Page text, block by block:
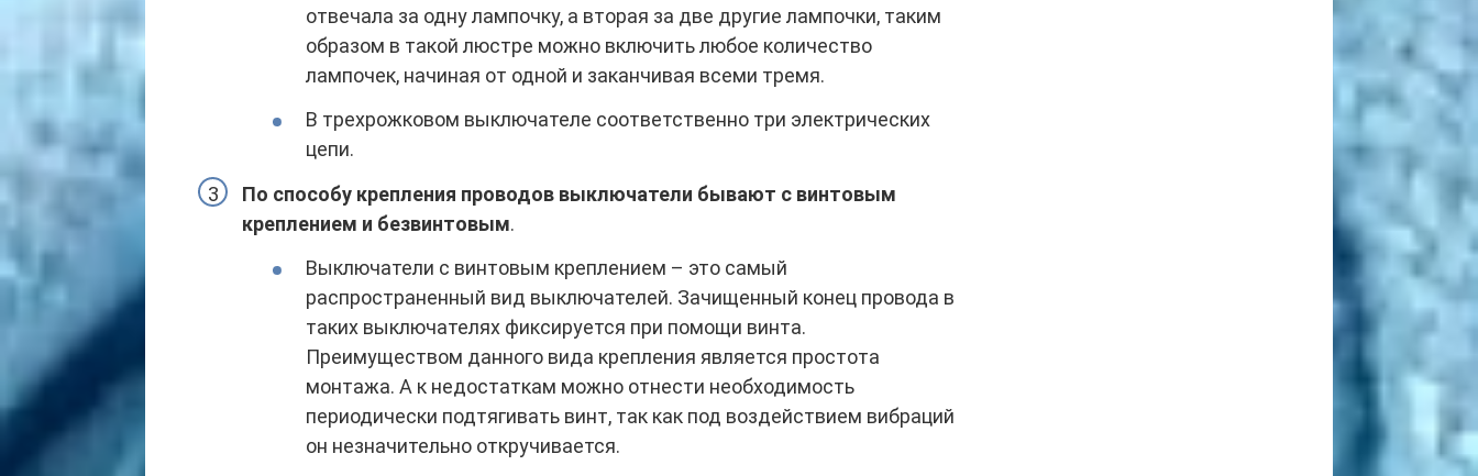
отвечала за одну лампочку, а вторая за две другие лампочки, таким
образом в такой люстре можно включить любое количество
лампочек, начиная от одной и заканчивая всеми тремя.
В трехрожковом выключателе соответственно три электрических
цепи.
По способу крепления проводов выключатели бывают с винтовым
креплением и безвинтовым.
Выключатели с винтовым креплением – это самый
распространенный вид выключателей. Зачищенный конец провода в
таких выключателях фиксируется при помощи винта.
Преимуществом данного вида крепления является простота
монтажа. А к недостаткам можно отнести необходимость
периодически подтягивать винт, так как под воздействием вибраций
он незначительно откручивается.